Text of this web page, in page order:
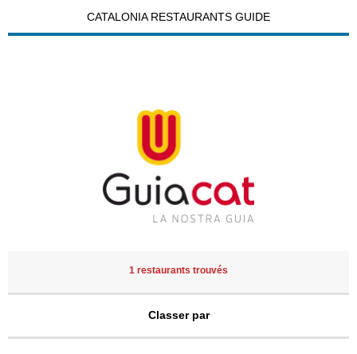
CATALONIA RESTAURANTS GUIDE
1 restaurants trouvés
Classer par